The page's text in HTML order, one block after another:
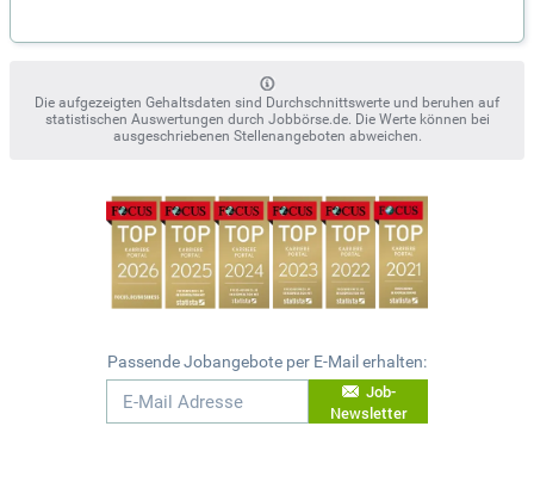
Die aufgezeigten Gehaltsdaten sind Durchschnittswerte und beruhen auf
statistischen Auswertungen durch Jobbörse.de. Die Werte können bei
ausgeschriebenen Stellenangeboten abweichen.
Passende Jobangebote per E-Mail erhalten:
Job-
Newsletter